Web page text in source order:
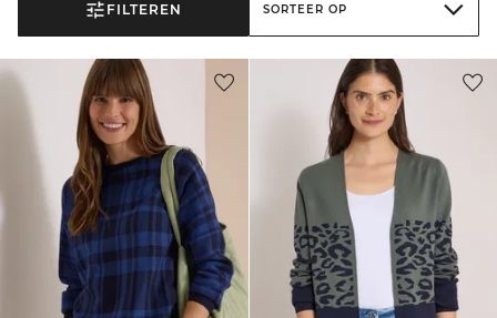
FILTEREN SORTEER OP